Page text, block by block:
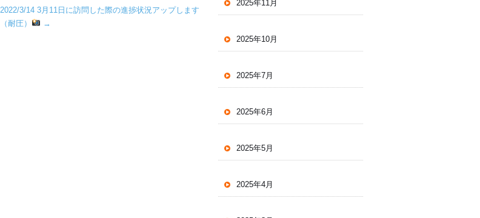
2022/3/14 3月11日に訪問した際の進捗状況アップします
（耐圧）
→
2025年11月
2025年10月
2025年7月
2025年6月
2025年5月
2025年4月